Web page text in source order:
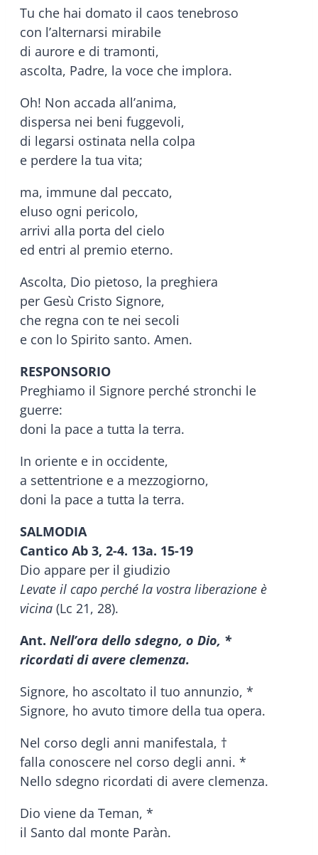
Tu che hai domato il caos tenebroso
con l’alternarsi mirabile
di aurore e di tramonti,
ascolta, Padre, la voce che implora.
Oh! Non accada all’anima,
dispersa nei beni fuggevoli,
di legarsi ostinata nella colpa
e perdere la tua vita;
ma, immune dal peccato,
eluso ogni pericolo,
arrivi alla porta del cielo
ed entri al premio eterno.
Ascolta, Dio pietoso, la preghiera
per Gesù Cristo Signore,
che regna con te nei secoli
e con lo Spirito santo. Amen.
RESPONSORIO
Preghiamo il Signore perché stronchi le
guerre:
doni la pace a tutta la terra.
In oriente e in occidente,
a settentrione e a mezzogiorno,
doni la pace a tutta la terra.
SALMODIA
Cantico Ab 3, 2-4. 13a. 15-19
Dio appare per il giudizio
Levate il capo perché la vostra liberazione è
vicina (Lc 21, 28).
Ant. Nell’ora dello sdegno, o Dio, *
ricordati di avere clemenza.
Signore, ho ascoltato il tuo annunzio, *
Signore, ho avuto timore della tua opera.
Nel corso degli anni manifestala, †
falla conoscere nel corso degli anni. *
Nello sdegno ricordati di avere clemenza.
Dio viene da Teman, *
il Santo dal monte Paràn.